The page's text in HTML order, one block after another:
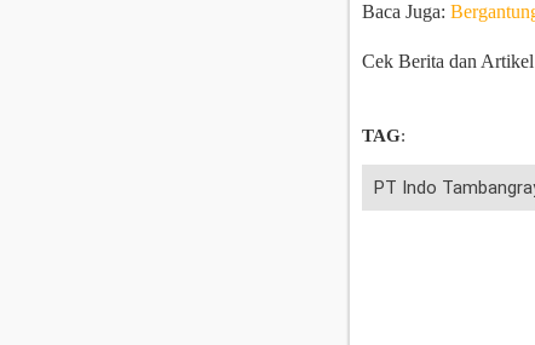
Baca Juga:
Cek Berita dan
TAG:
PT Indo